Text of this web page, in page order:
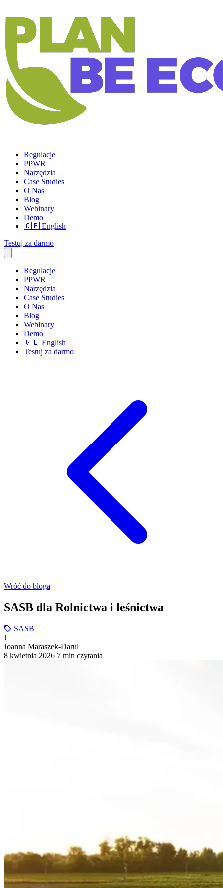
Regulacje
PPWR
Narzędzia
Case Studies
O Nas
Blog
Webinary
Demo
🇬🇧 English
Testuj za darmo
Regulacje
PPWR
Narzędzia
Case Studies
O Nas
Blog
Webinary
Demo
🇬🇧 English
Testuj za darmo
Wróć do bloga
SASB dla Rolnictwa i leśnictwa
SASB
J
Joanna Maraszek-Darul
8 kwietnia 2026 7 min czytania